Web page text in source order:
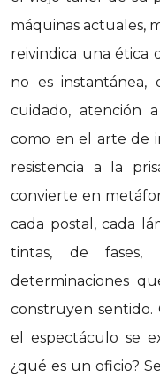
máquinas actuales,
reivindica una ética
no es instantánea,
cuidado, atención
como en el arte de
resistencia a la
convierte en
cada postal, cada
tintas, de
determinaciones
construyen sentido.
el espectáculo se
¿qué es un oficio?